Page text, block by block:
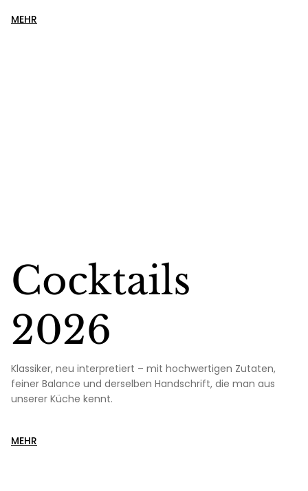
MEHR
Cocktails
2026
Klassiker, neu interpretiert – mit hochwertigen Zutaten,
feiner Balance und derselben Handschrift, die man aus
unserer Küche kennt.
MEHR